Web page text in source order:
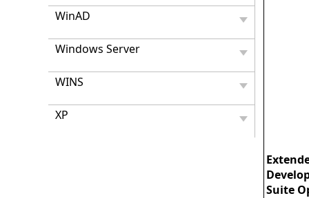
WinAD
Windows Server
WINS
XP
Suite